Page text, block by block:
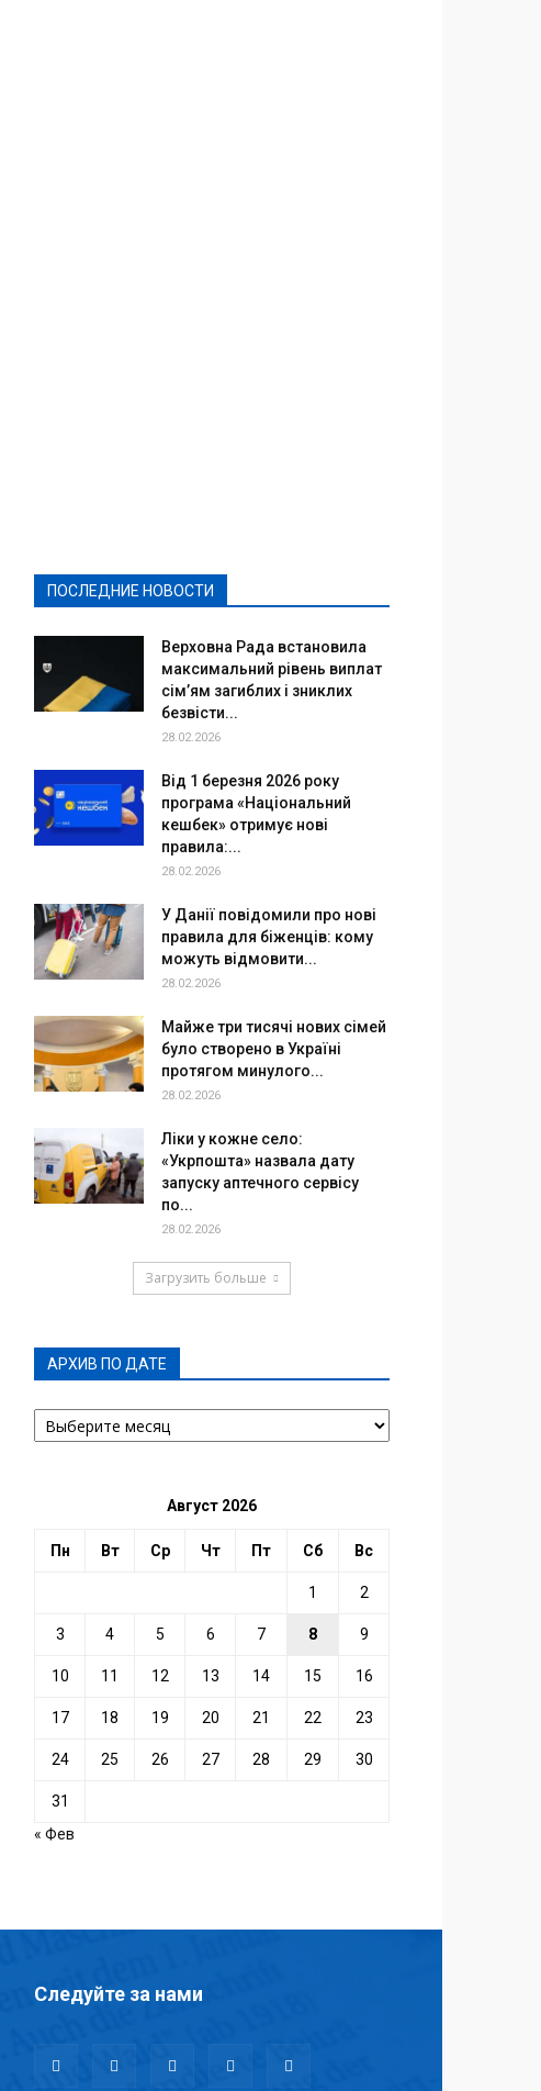
ПОСЛЕДНИЕ НОВОСТИ
Верховна Рада встановила
максимальний рівень виплат
сім’ям загиблих і зниклих
безвісти...
28.02.2026
Від 1 березня 2026 року
програма «Національний
кешбек» отримує нові
правила:...
28.02.2026
У Данії повідомили про нові
правила для біженців: кому
можуть відмовити...
28.02.2026
Майже три тисячі нових сімей
було створено в Україні
протягом минулого...
28.02.2026
Ліки у кожне село:
«Укрпошта» назвала дату
запуску аптечного сервісу
по...
28.02.2026
Загрузить больше
АРХИВ ПО ДАТЕ
АРХИВ
ПО
Август 2026
Пн Вт Ср Чт Пт Сб Вс
1 2
3 4 5 6 7 8 9
10 11 12 13 14 15 16
17 18 19 20 21 22 23
24 25 26 27 28 29 30
31
« Фев
Следуйте за нами